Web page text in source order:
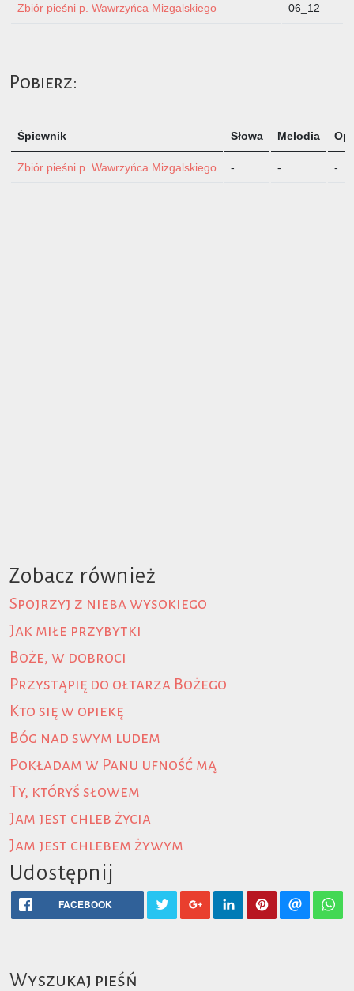
Zbiór pieśni p. Wawrzyńca Mizgalskiego 06_12
Pobierz:
Śpiewnik Słowa Melodia
Zbiór pieśni p. Wawrzyńca Mizgalskiego - - -
Zobacz również
Spojrzyj z nieba wysokiego
Jak miłe przybytki
Boże, w dobroci
Przystąpię do ołtarza Bożego
Kto się w opiekę
Bóg nad swym ludem
Pokładam w Panu ufność mą
Ty, któryś słowem
Jam jest chleb życia
Jam jest chlebem żywym
Udostępnij
FACEBOOK
Wyszukaj pieśń